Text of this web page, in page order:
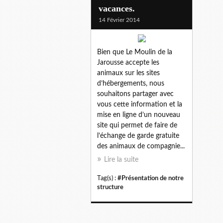
vacances.
14 Février 2014
Bien que Le Moulin de la
Jarousse accepte les
animaux sur les sites
d’hébergements, nous
souhaitons partager avec
vous cette information et la
mise en ligne d’un nouveau
site qui permet de faire de
l’échange de garde gratuite
des animaux de compagnie...
Lire la suite
Tag(s) : #Présentation de notre
structure